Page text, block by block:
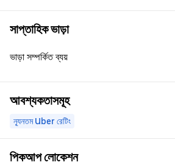
সাপ্তাহিক ভাড়া
ভাড়া সম্পর্কিত ব্যয়
আবশ্যকতাসমূহ
ন্যূনতম Uber রেটিং
পিকআপ লোকেশন